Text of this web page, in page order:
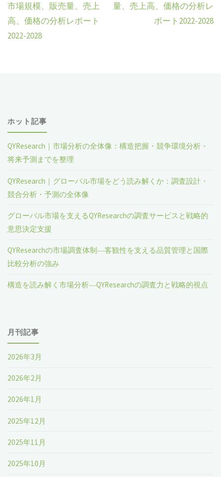
市場規模、販売量、売上
高、価格の分析レポート
2022-2028
量、売上高、価格の分析レ
ポート2022-2028
ホット記事
QYResearch｜市場分析の全体像：構造把握・競争環境分析・
将来予測までを整理
QYResearch｜グローバル市場をどう読み解くか：調査設計・
競合分析・予測の全体像
グローバル市場を支えるQYResearchの調査サービスと戦略的
意思決定支援
QYResearchの市場調査体制―客観性を支える品質管理と国際
比較分析の強み
構造を読み解く市場分析―QYResearchの調査力と戦略的視点
月刊記事
2026年3月
2026年2月
2026年1月
2025年12月
2025年11月
2025年10月